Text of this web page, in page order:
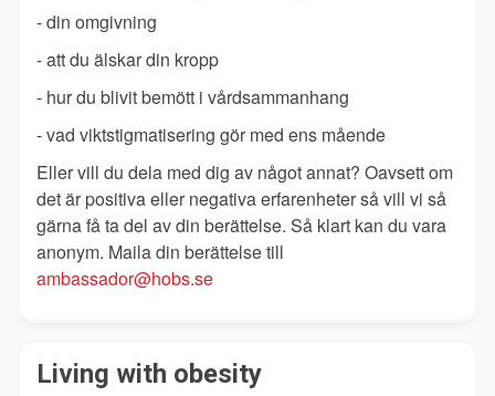
- din omgivning
- att du älskar din kropp
- hur du blivit bemött i vårdsammanhang
- vad viktstigmatisering gör med ens mående
Eller vill du dela med dig av något annat? Oavsett om
det är positiva eller negativa erfarenheter så vill vi så
gärna få ta del av din berättelse. Så klart kan du vara
anonym. Maila din berättelse till
ambassador@hobs.se
Living with obesity